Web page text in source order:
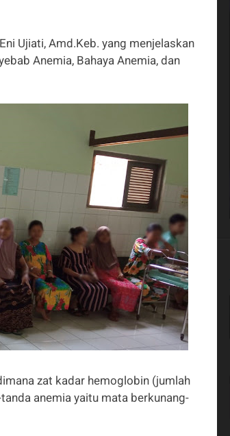
Ujiati, Amd.Keb. yang menjelaskan
Anemia, Bahaya Anemia, dan
zat kadar hemoglobin (jumlah
anemia yaitu mata berkunang-